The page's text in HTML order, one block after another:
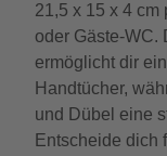
21,5 x 15 x 4 cm
oder Gäste-WC.
ermöglicht dir
Handtücher,
und Dübel eine
Entscheide dich